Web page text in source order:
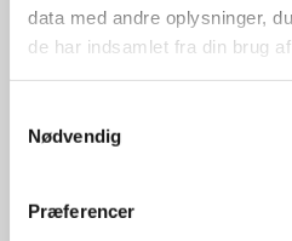
data med andre oplysninger,
de har indsamlet fra din brug
Nødvendig
Præferencer
Efter endt brænding af dit
butikken på Hjorths Fabrik,
adressen.
Kurset foregår i vores
udfordre dig selv og dine